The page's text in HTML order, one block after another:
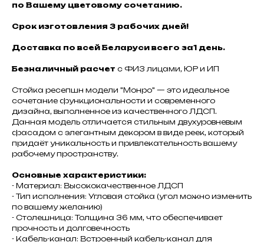
по Вашему цветовому сочетанию.
Срок изготовления 3 рабочих дней!
Доставка по всей Беларуси всего за1 день.
Безналичный расчет с ФИЗ лицами, ЮР и ИП
Стойка ресепшн модели "Монро" — это идеальное
сочетание функциональности и современного
дизайна, выполненное из качественного ЛДСП.
Данная модель отличается стильным двухуровневым
фасадом с элегантным декором в виде реек, который
придаёт уникальность и привлекательность вашему
рабочему пространству.
Основные характеристики:
- Материал: Высококачественное ЛДСП
- Тип исполнения: Угловая стойка (угол можно изменить
по вашему желанию)
- Столешница: Толщина 36 мм, что обеспечивает
прочность и долговечность
- Кабель-канал: Встроенный кабель-канал для